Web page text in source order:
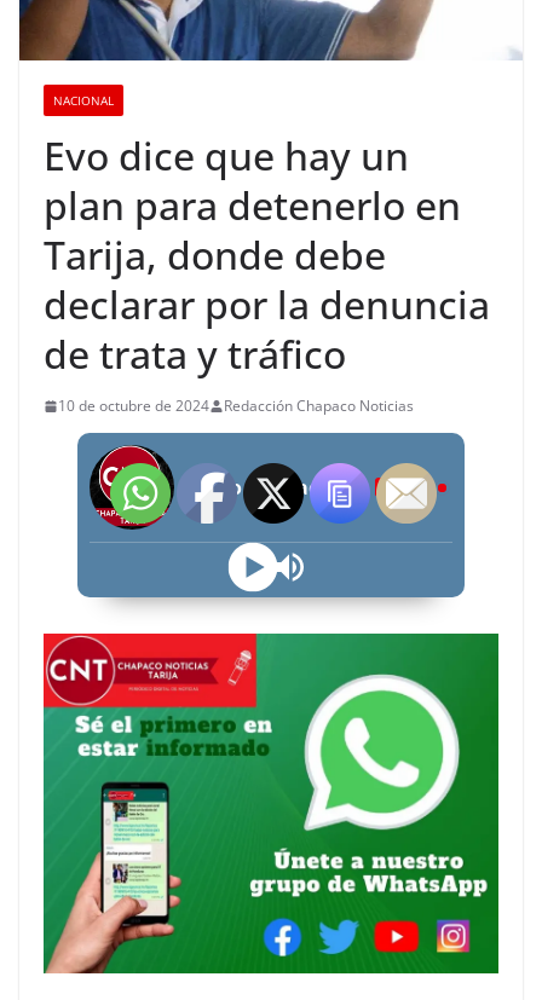
NACIONAL
Evo dice que hay un
plan para detenerlo en
Tarija, donde debe
declarar por la denuncia
de trata y tráfico
10 de octubre de 2024 Redacción Chapaco Noticias
Radio Chapaco Noticias Las 24 horas en vivo LIVE